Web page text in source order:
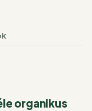
organikus